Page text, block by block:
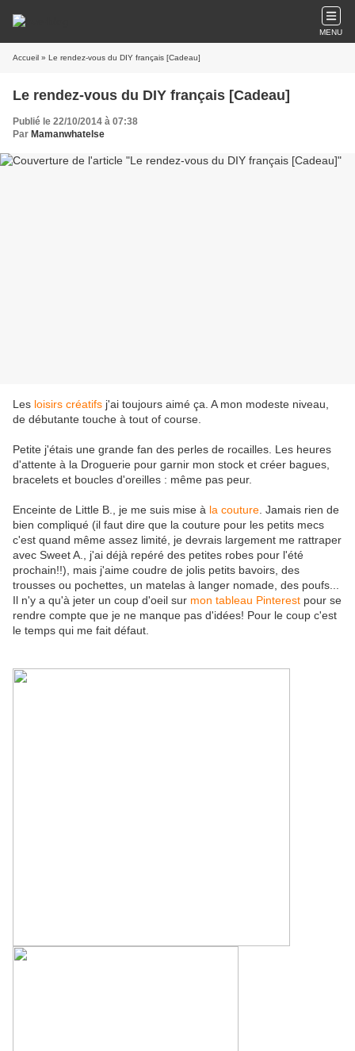
MENU
Accueil » Le rendez-vous du DIY français [Cadeau]
Le rendez-vous du DIY français [Cadeau]
Publié le 22/10/2014 à 07:38
Par Mamanwhatelse
Les loisirs créatifs j'ai toujours aimé ça. A mon modeste niveau,
de débutante touche à tout of course.
Petite j'étais une grande fan des perles de rocailles. Les heures
d'attente à la Droguerie pour garnir mon stock et créer bagues,
bracelets et boucles d'oreilles : même pas peur.
Enceinte de Little B., je me suis mise à la couture . Jamais rien de
bien compliqué (il faut dire que la couture pour les petits mecs
c'est quand même assez limité, je devrais largement me rattraper
avec Sweet A., j'ai déjà repéré des petites robes pour l'été
prochain!!), mais j'aime coudre de jolis petits bavoirs, des
trousses ou pochettes, un matelas à langer nomade, des poufs...
Il n'y a qu'à jeter un coup d'oeil sur mon tableau Pinterest pour se
rendre compte que je ne manque pas d'idées! Pour le coup c'est
le temps qui me fait défaut.